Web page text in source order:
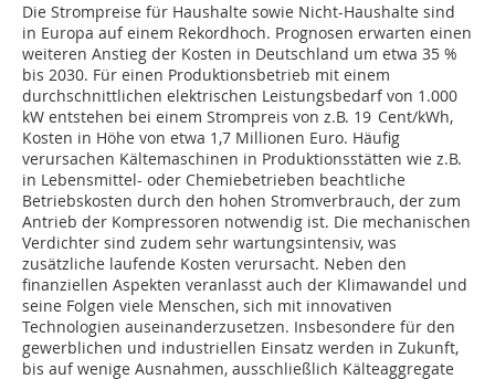
Die Strompreise für Haushalte sowie Nicht-Haushalte sind
in Europa auf einem Rekordhoch. Prognosen erwarten einen
weiteren Anstieg der Kosten in Deutschland um etwa 35 %
bis 2030. Für einen Produktionsbetrieb mit einem
durchschnittlichen elektrischen Leistungsbedarf von 1.000
kW entstehen bei einem Strompreis von z.B. 19 Cent/kWh,
Kosten in Höhe von etwa 1,7 Millionen Euro. Häufig
verursachen Kältemaschinen in Produktionsstätten wie z.B.
in Lebensmittel- oder Chemiebetrieben beachtliche
Betriebskosten durch den hohen Stromverbrauch, der zum
Antrieb der Kompressoren notwendig ist. Die mechanischen
Verdichter sind zudem sehr wartungsintensiv, was
zusätzliche laufende Kosten verursacht. Neben den
finanziellen Aspekten veranlasst auch der Klimawandel und
seine Folgen viele Menschen, sich mit innovativen
Technologien auseinanderzusetzen. Insbesondere für den
gewerblichen und industriellen Einsatz werden in Zukunft,
bis auf wenige Ausnahmen, ausschließlich Kälteaggregate